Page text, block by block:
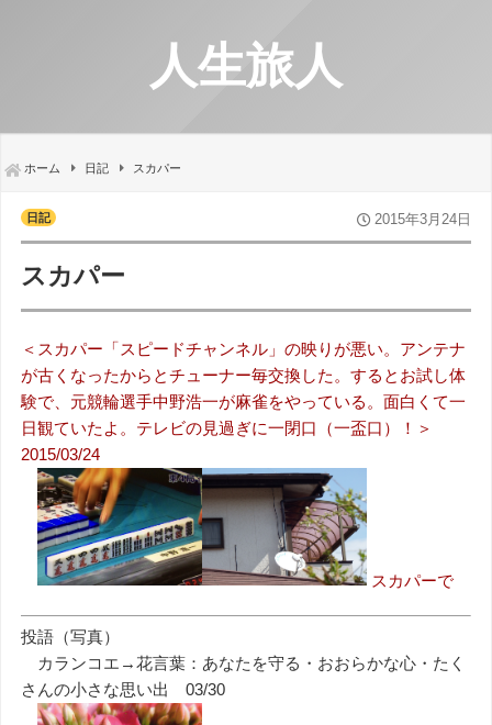
人生旅人
ホーム 日記 スカパー
日記 2015年3月24日
スカパー
＜スカパー「スピードチャンネル」の映りが悪い。アンテナ
が古くなったからとチューナー毎交換した。するとお試し体
験で、元競輪選手中野浩一が麻雀をやっている。面白くて一
日観ていたよ。テレビの見過ぎに一閉口（一盃口）！＞
2015/03/24
スカパーで
投語（写真）
カランコエ→花言葉：あなたを守る・おおらかな心・たく
さんの小さな思い出 03/30